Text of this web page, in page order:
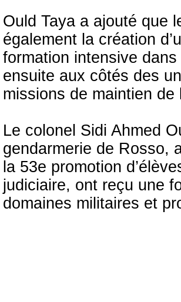
Ould Taya a ajouté que
également la création
formation intensive
ensuite aux côtés des
missions de maintien de
Le colonel Sidi Ahmed
gendarmerie de Rosso,
la 53e promotion
judiciaire, ont reçu une
domaines militaires et